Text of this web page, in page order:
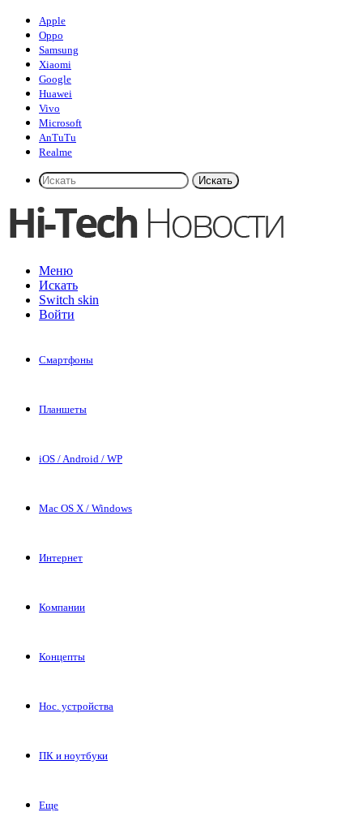
Apple
Oppo
Samsung
Xiaomi
Google
Huawei
Vivo
Microsoft
AnTuTu
Realme
Искать
Меню
Искать
Switch skin
Войти
Смартфоны
Планшеты
iOS / Android / WP
Mac OS X / Windows
Интернет
Компании
Концепты
Нос. устройства
ПК и ноутбуки
Еще